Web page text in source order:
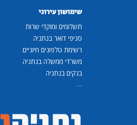
שימושון עירוני
תשלומים ומוקדי שרות
סניפי דואר בנתניה
רשימת טלפונים חיוניים
משרדי ממשלה בנתניה
בנקים בנתניה